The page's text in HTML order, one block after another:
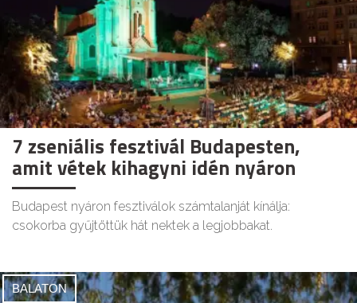
7 zseniális fesztivál Budapesten,
amit vétek kihagyni idén nyáron
Budapest nyáron fesztiválok számtalanját kínálja:
csokorba gyűjtöttük hát nektek a legjobbakat.
BALATON